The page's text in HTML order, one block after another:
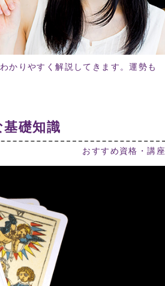
かりやすく解説してきます。運勢も
礎知識
おすすめ資格・講座